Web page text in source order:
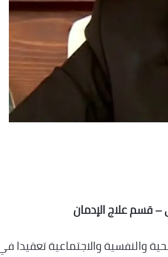
قسم علاج الإدمان
والنفسية والاجتماعية تعقيدا